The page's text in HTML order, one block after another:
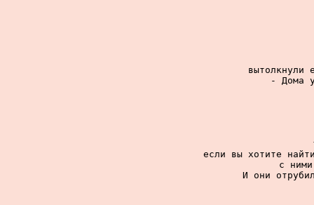
вытолкнули
- Дома
если вы хотите
с
И они